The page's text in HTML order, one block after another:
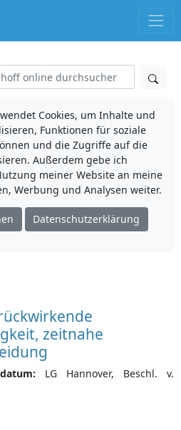
Cookies, um Inhalte und
Funktionen für soziale
und die Zugriffe auf die
Außerdem gebe ich
meiner Website an meine
Werbung und Analysen weiter.
Datenschutzerklärung
zeitnahe
LG Hannover, Beschl. v.